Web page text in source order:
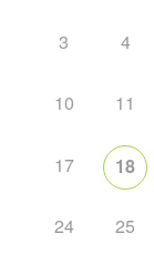
3 4
10 11
17 18
24 25